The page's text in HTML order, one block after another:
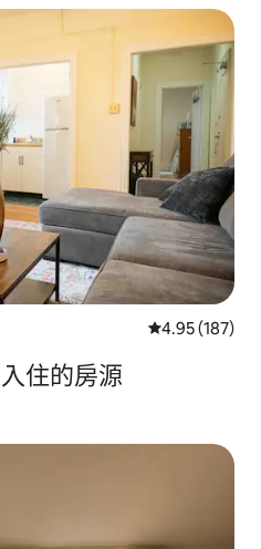
從 187 則評價
4.95 (187)
住的房源